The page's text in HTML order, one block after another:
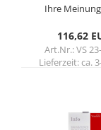
Ihre
116,62
Art.Nr.: VS
Lieferzeit:ca.